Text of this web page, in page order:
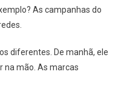
As campanhas do
diferentes. De manhã, ele
na mão. As marcas